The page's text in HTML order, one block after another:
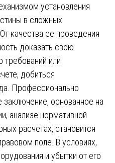
установления
в сложных
качества ее проведения
доказать свою
требований или
добиться
Профессионально
заключение, основанное на
анализе нормативной
расчетах, становится
поле. В условиях,
и убытки от его